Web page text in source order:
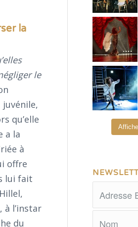
la
le
qu’elle
a la
à
offre
lui fait
l’instar
du